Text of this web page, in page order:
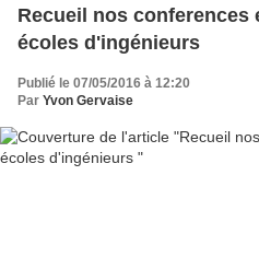
Recueil nos conferences
écoles d'ingénieurs
Publié le 07/05/2016 à 12:20
Par Yvon Gervaise